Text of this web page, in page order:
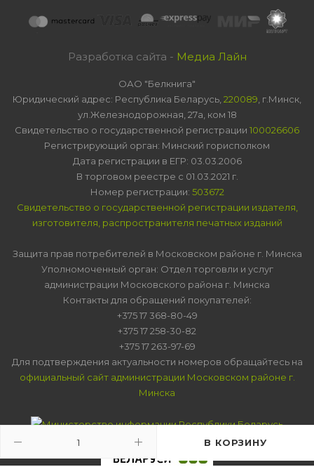
В КОРЗИНУ
Разработка сайта - Медиа Лайн
ОАО "Белкнига"
Юридический адрес: Республика Беларусь, 220089 , г.Минск,
ул.Железнодорожная, 27а, ком 18
Свидетельство о государственной регистрации 100026606
Регистрирующий орган: Минский горисполком
Дата регистрации в ЕГР: 03.03.2006
В торговом реестре с 01.03.2021 г.
Номер регистрации: 503672
Свидетельство о государственной регистрации издателя,
изготовителя, распространителя печатных изданий
Защита прав потребителей в Московском районе г. Минска
Уполномоченный орган: Отдел торговли и услуг
администрации Московского района г. Минска
Контакты для обращений покупателей:
+375 17 368-80-49
+375 17 258-30-82
+375 17 263-97-69
Для подтверждения актуальности номеров обращайтесь на
официальный сайт администрации Московском районе г.
Минска